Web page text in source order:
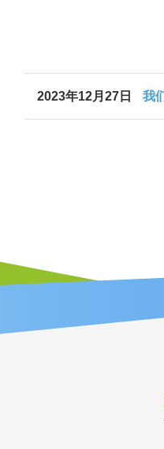
2023年12月27日 我